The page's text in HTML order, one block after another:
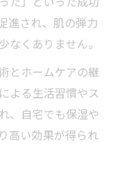
進され、肌の弾力
なくありません。
とホームケアの継
よる生活習慣やス
、自宅でも保湿や
高い効果が得られ